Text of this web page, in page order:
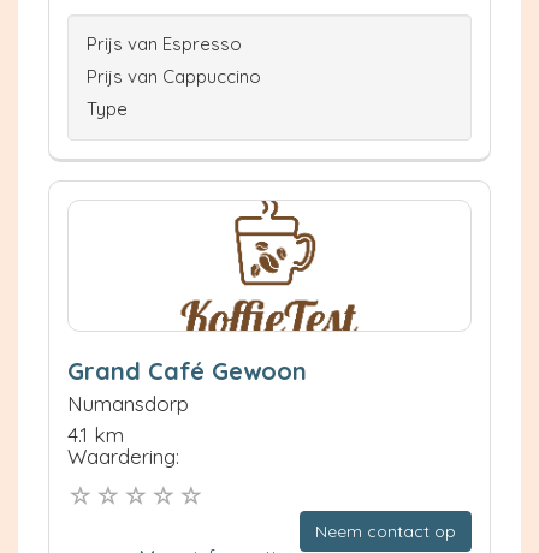
Prijs van Espresso
Prijs van Cappuccino
Type
Grand Café Gewoon
Numansdorp
4.1 km
Waardering:
Neem contact op